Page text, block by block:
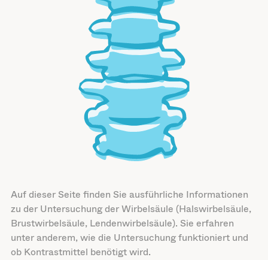
Auf dieser Seite finden Sie ausführliche Informationen
zu der Untersuchung der Wirbelsäule (Halswirbelsäule,
Brustwirbelsäule, Lendenwirbelsäule). Sie erfahren
unter anderem, wie die Untersuchung funktioniert und
ob Kontrastmittel benötigt wird.